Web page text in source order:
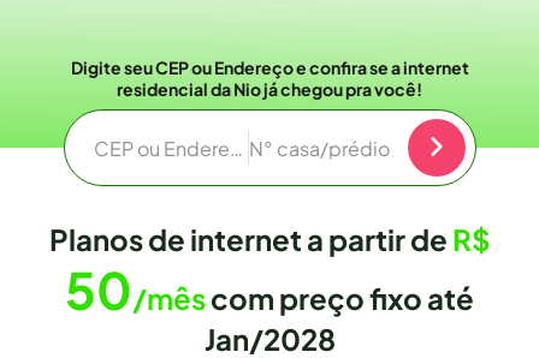
Digite seu CEP ou Endereço e confira se a internet
residencial da Nio já chegou pra você!
CEP ou EndereçoN° casa/prédio
Planos de internet a partir de R$
50/mêscom preço fixo até
Jan/2028